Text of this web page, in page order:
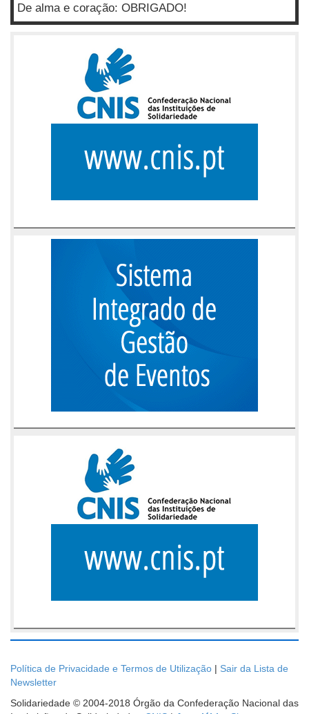
De alma e coração: OBRIGADO!
Política de Privacidade e Termos de Utilização | Sair da Lista de
Newsletter
Solidariedade © 2004-2018 Órgão da Confederação Nacional das